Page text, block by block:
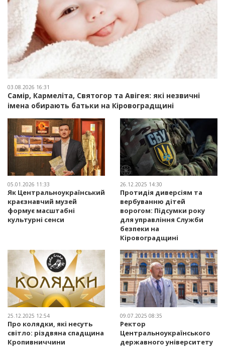
03.08.2026 16:31
Самір, Кармеліта, Святогор та Авігея: які незвичні
імена обирають батьки на Кіровоградщині
05.01.2026 11:33
Як Центральноукраїнський
краєзнавчий музей
формує масштабні
культурні сенси
26.12.2025 14:30
Протидія диверсіям та
вербуванню дітей
ворогом: Підсумки року
для управління Служби
безпеки на
Кіровоградщині
25.12.2025 12:54
Про колядки, які несуть
світло: різдвяна спадщина
Кропивниччини
09.07.2025 08:35
Ректор
Центральноукраїнського
державного університету